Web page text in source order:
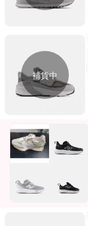
補貨中